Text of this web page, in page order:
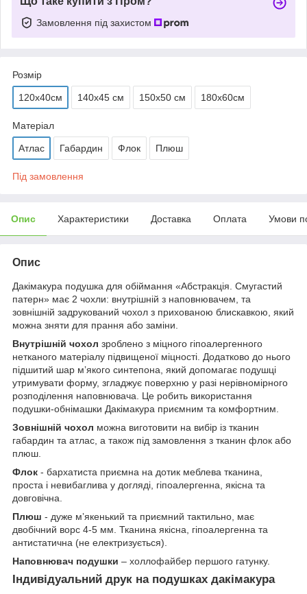
Замовлення під захистом
Розмір
120х40см 140х45 см 150х50 см 180х60см
Матеріал
Атлас Габардин Флок Плюш
Під замовлення
Опис Характеристики Доставка Оплата Умови
Опис
Дакімакура подушка для обіймання «Абстракція. Смугастий
патерн» має 2 чохли: внутрішній з наповнювачем, та
зовнішній задрукований чохол з прихованою блискавкою, який
можна зняти для прання або заміни.
Внутрішній чохол зроблено з міцного гіпоалергенного
нетканого матеріалу підвищеної міцності. Додатково до нього
підшитий шар мʼякого синтепона, який допомагає подушці
утримувати форму, згладжує поверхню у разі нерівномірного
розподілення наповнювача. Це робить використання
подушки-обнімашки Дакімакура приємним та комфортним.
Зовнішній чохол можна виготовити на вибір із тканин
габардин та атлас, а також під замовлення з тканин флок або
плюш.
Флок - бархатиста приємна на дотик меблева тканина,
проста і невибаглива у догляді, гіпоалергенна, якісна та
довговічна.
Плюш - дуже мʼякенький та приємний тактильно, має
двобічний ворс 4-5 мм. Тканина якісна, гіпоалергенна та
антистатична (не електризується).
Наповнювач подушки – холлофайбер першого гатунку.
Індивідуальний друк на подушках дакімакура